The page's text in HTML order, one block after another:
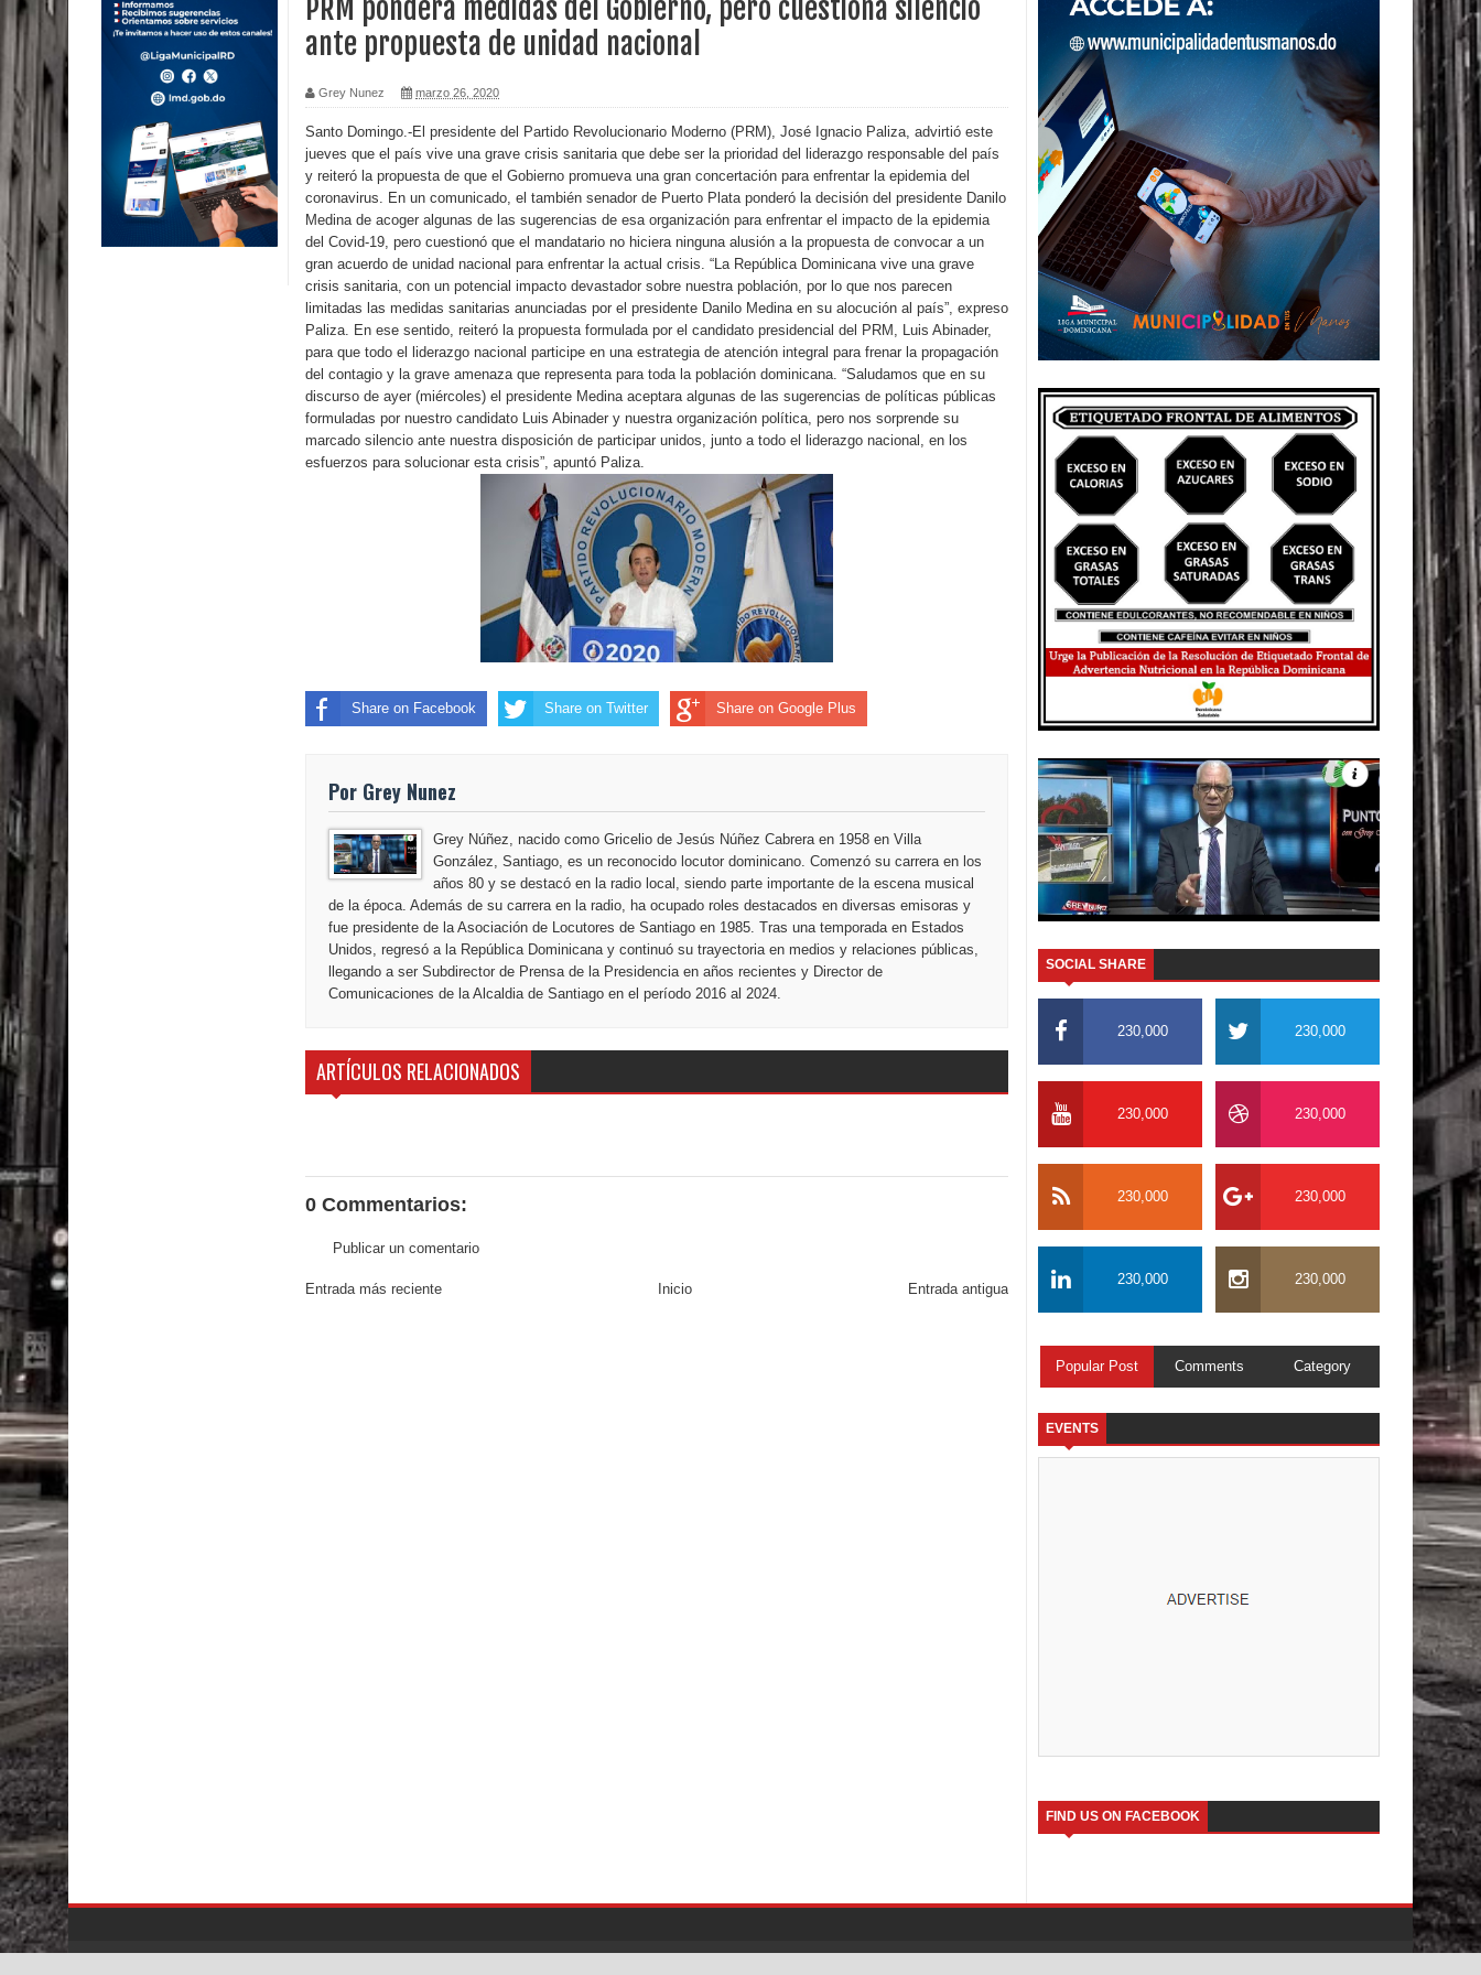
Calor extremo para este jueves en gran parte del territorio nacional
Miles de marroquíes cruzan la frontera en masa para entrar a España
TC declara inconstitucional decreto sobre horarios de venta de alcohol vigente desde 2006 y exige ley del
Congreso
Presidente LMD Víctor D´Aza supervisa obra relleno sanitario y se reúne con alcalde San Cristóbal
Un lunes trágico deja seis jóvenes muertos
Heridos y edificios colapsados tras terremoto de magnitud 7,1 en Japón
Poder Ejecutivo promulga modificaciones al nuevo Código Penal
Diputado Félix Michell Rodríguez reveló que con Presupuesto Complementario gobierno endeuda país con
3,500 millones de dólares
El PRM tendrá desde el próximo domingo una dirección de hombres
PRM pondera medidas del Gobierno, pero cuestiona silencio
ante propuesta de unidad nacional
Grey Nunez marzo 26, 2020
Santo Domingo.-El presidente del Partido Revolucionario Moderno (PRM), José Ignacio Paliza, advirtió este
jueves que el país vive una grave crisis sanitaria que debe ser la prioridad del liderazgo responsable del país
y reiteró la propuesta de que el Gobierno promueva una gran concertación para enfrentar la epidemia del
coronavirus. En un comunicado, el también senador de Puerto Plata ponderó la decisión del presidente Danilo
Medina de acoger algunas de las sugerencias de esa organización para enfrentar el impacto de la epidemia
del Covid-19, pero cuestionó que el mandatario no hiciera ninguna alusión a la propuesta de convocar a un
gran acuerdo de unidad nacional para enfrentar la actual crisis. “La República Dominicana vive una grave
crisis sanitaria, con un potencial impacto devastador sobre nuestra población, por lo que nos parecen
limitadas las medidas sanitarias anunciadas por el presidente Danilo Medina en su alocución al país”, expreso
Paliza. En ese sentido, reiteró la propuesta formulada por el candidato presidencial del PRM, Luis Abinader,
para que todo el liderazgo nacional participe en una estrategia de atención integral para frenar la propagación
del contagio y la grave amenaza que representa para toda la población dominicana. “Saludamos que en su
discurso de ayer (miércoles) el presidente Medina aceptara algunas de las sugerencias de políticas públicas
formuladas por nuestro candidato Luis Abinader y nuestra organización política, pero nos sorprende su
marcado silencio ante nuestra disposición de participar unidos, junto a todo el liderazgo nacional, en los
esfuerzos para solucionar esta crisis”, apuntó Paliza.
Share on Facebook Share on Twitter Share on Google Plus
Por Grey Nunez
Grey Núñez, nacido como Gricelio de Jesús Núñez Cabrera en 1958 en Villa
González, Santiago, es un reconocido locutor dominicano. Comenzó su carrera en los
años 80 y se destacó en la radio local, siendo parte importante de la escena musical
de la época. Además de su carrera en la radio, ha ocupado roles destacados en diversas emisoras y
fue presidente de la Asociación de Locutores de Santiago en 1985. Tras una temporada en Estados
Unidos, regresó a la República Dominicana y continuó su trayectoria en medios y relaciones públicas,
llegando a ser Subdirector de Prensa de la Presidencia en años recientes y Director de
Comunicaciones de la Alcaldia de Santiago en el período 2016 al 2024.
ARTÍCULOS RELACIONADOS
0 Commentarios:
Publicar un comentario
Entrada más reciente Entrada antigua
Inicio
SOCIAL SHARE
230,000 230,000
230,000 230,000
230,000 230,000
230,000 230,000
Popular Post Comments Category
EVENTS
FIND US ON FACEBOOK